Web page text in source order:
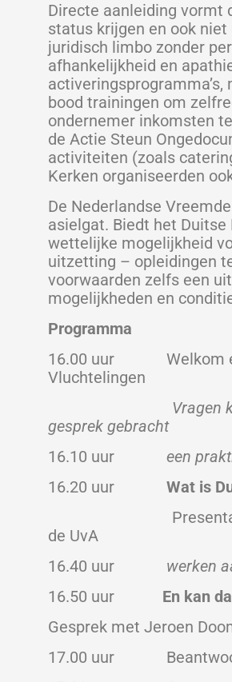
Directe aanleiding vormt
status krijgen en ook
juridisch limbo zonder
afhankelijkheid en
bood trainingen om
ondernemer inkomsten
de Actie Steun
activiteiten (zoals
Kerken organiseerden
De Nederlandse
asielgat. Biedt het Duitse
wettelijke mogelijkheid
uitzetting – opleidingen
voorwaarden zelfs een
mogelijkheden en
Programma
16.00 uur Welkom en
Vluchtelingen
Vragen kun je
gesprek gebracht
16.10 uur een
16.20 uur Wat is
Presentatie door
de UvA
16.40 uur
werken
16.50 uur En kan
Gesprek met Jeroen
17.00 uur